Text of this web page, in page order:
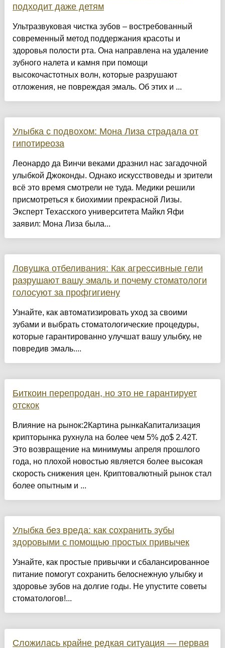
подходит даже детям
Ультразвуковая чистка зубов – востребованный
современный метод поддержания красоты и
здоровья полости рта. Она направлена на удаление
зубного налета и камня при помощи
высокочастотных волн, которые разрушают
отложения, не повреждая эмаль. Об этих и ...
Улыбка с подвохом: Мона Лиза страдала от
гипотиреоза
Леонардо да Винчи веками дразнил нас загадочной
улыбкой Джоконды. Однако искусствоведы и зрители
всё это время смотрели не туда. Медики решили
присмотреться к биохимии прекрасной Лизы.
Эксперт Техасского университета Майкл Яфи
заявил: Мона Лиза была...
Ловушка отбеливания: Как агрессивные гели
разрушают вашу эмаль и почему стоматологи
голосуют за профгигиену
Узнайте, как автоматизировать уход за своими
зубами и выбрать стоматологические процедуры,
которые гарантированно улучшат вашу улыбку, не
повредив эмаль....
Биткоин перепродан, но это не гарантирует
отскок
Влияние на рынок:2Картина рынкаКапитализация
крипторынка рухнула на более чем 5% до$ 2.42T.
Это возвращение на минимумы апреля прошлого
года, но плохой новостью является более высокая
скорость снижения цен. Криптовалютный рынок стал
более опытным и ...
Улыбка без вреда: как сохранить зубы
здоровыми с помощью простых привычек
Узнайте, как простые привычки и сбалансированное
питание помогут сохранить белоснежную улыбку и
здоровье зубов на долгие годы. Не упустите советы
стоматологов!...
Сложилась крайне редкая ситуация — первая